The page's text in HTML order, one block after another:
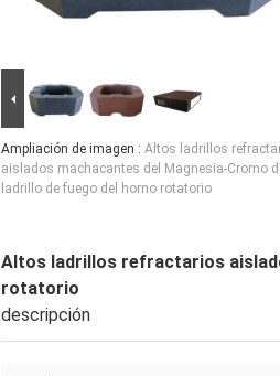
Ampliación de imagen : Altos ladrillos
aislados machacantes del Magnesia-Cromo
ladrillo de fuego del horno rotatorio
Altos ladrillos refractarios
rotatorio
descripción